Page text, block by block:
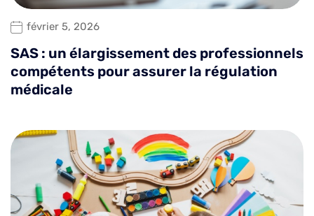
février 5, 2026
SAS : un élargissement des professionnels
compétents pour assurer la régulation
médicale